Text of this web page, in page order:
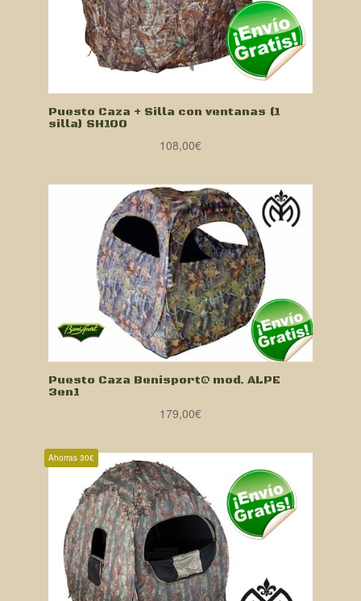
Puesto Caza + Silla con ventanas (1
silla) SH100
108,00€
Puesto Caza Benisport@ mod. ALPE
3en1
179,00€
Ahorras 30€